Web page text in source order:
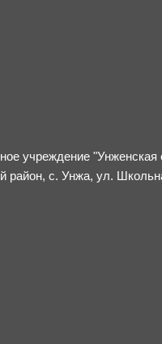
учреждение
район, с. Унжа, ул.